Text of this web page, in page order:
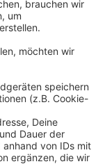
um 17 Uhr.